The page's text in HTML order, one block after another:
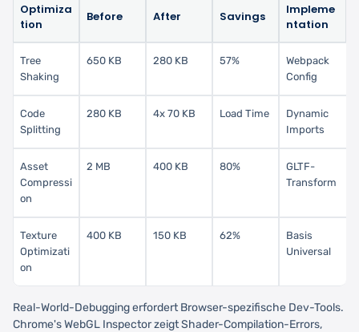
Optimiza
tion
Before After Savings
Impleme
ntation
Tree
Shaking
650 KB 280 KB 57%
Webpack
Config
Code
Splitting
280 KB 4x 70 KB Load Time
Dynamic
Imports
Asset
Compressi
on
2 MB 400 KB 80%
GLTF-
Transform
Texture
Optimizati
on
400 KB 150 KB 62%
Basis
Universal
Real-World-Debugging erfordert Browser-spezifische Dev-Tools.
Chrome's WebGL Inspector zeigt Shader-Compilation-Errors,